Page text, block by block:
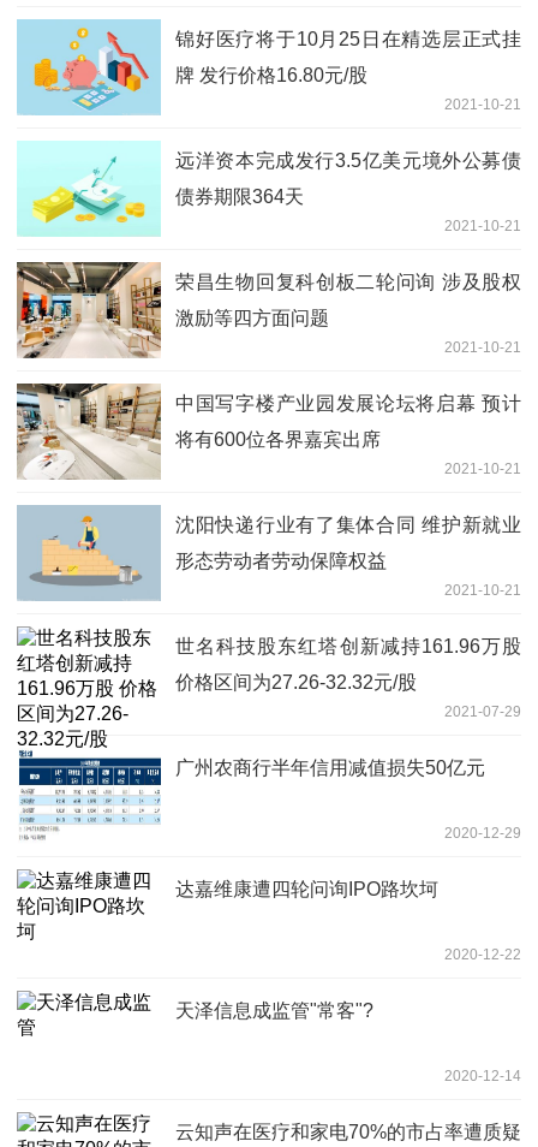
锦好医疗将于10月25日在精选层正式挂
牌 发行价格16.80元/股
2021-10-21
远洋资本完成发行3.5亿美元境外公募债
债券期限364天
2021-10-21
荣昌生物回复科创板二轮问询 涉及股权
激励等四方面问题
2021-10-21
中国写字楼产业园发展论坛将启幕 预计
将有600位各界嘉宾出席
2021-10-21
沈阳快递行业有了集体合同 维护新就业
形态劳动者劳动保障权益
2021-10-21
世名科技股东红塔创新减持161.96万股
价格区间为27.26-32.32元/股
2021-07-29
广州农商行半年信用减值损失50亿元
2020-12-29
达嘉维康遭四轮问询IPO路坎坷
2020-12-22
天泽信息成监管"常客"?
2020-12-14
云知声在医疗和家电70%的市占率遭质疑